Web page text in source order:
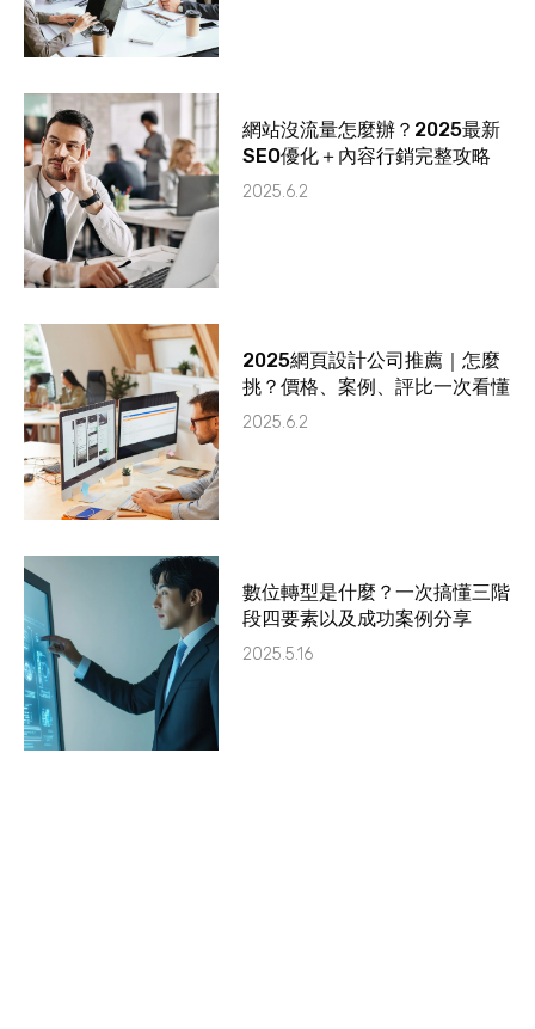
網站沒流量怎麼辦？2025最新
SEO優化＋內容行銷完整攻略
2025.6.2
2025網頁設計公司推薦｜怎麼
挑？價格、案例、評比一次看懂
2025.6.2
數位轉型是什麼？一次搞懂三階
段四要素以及成功案例分享
2025.5.16